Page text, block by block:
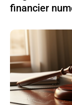
financier